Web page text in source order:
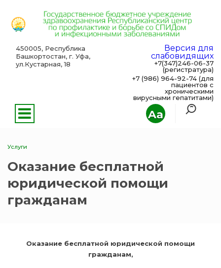
Aa
450005, Республика
Башкортостан, г. Уфа,
ул.Кустарная, 18
Версия для
слабовидящих
+7(347)246-06-37
(регистратура)
+7 (986) 964-92-74 (для
пациентов с
хроническими
вирусными гепатитами)
Услуги
Оказание бесплатной
юридической помощи
гражданам
Оказание бесплатной юридической помощи
гражданам,